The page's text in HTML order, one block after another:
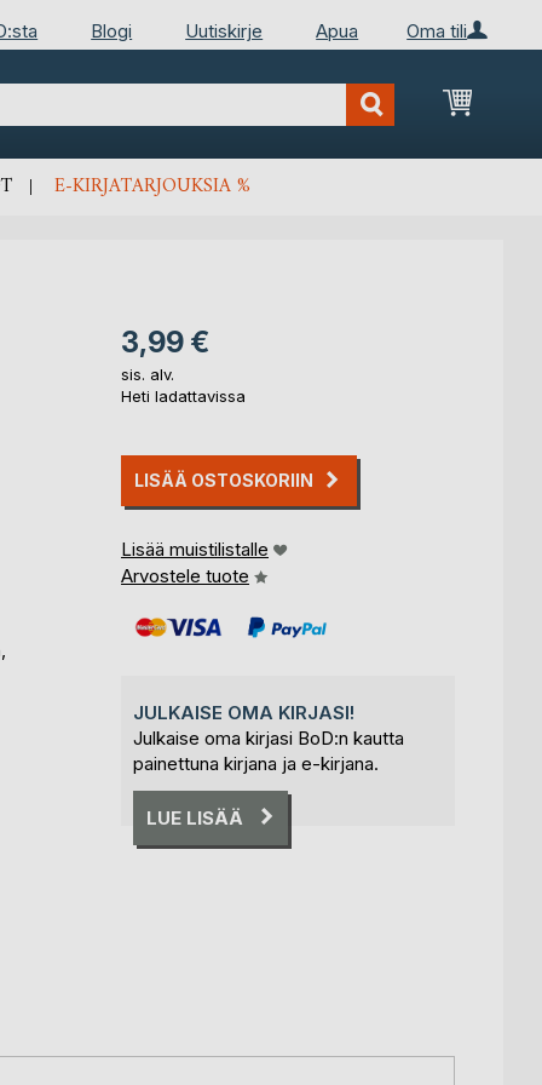
Oma tili
Blogi Uutiskirje Apua
E-KIRJATARJOUKSIA %
3,99 €
sis. alv.
Heti ladattavissa
LISÄÄ OSTOSKORIIN
Lisää muistilistalle
Arvostele tuote
JULKAISE OMA KIRJASI!
Julkaise oma kirjasi BoD:n kautta
painettuna kirjana ja e-kirjana.
LUE LISÄÄ